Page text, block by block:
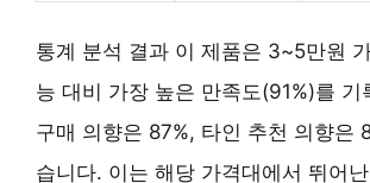
통계 분석 결과 이 제품은 3~5만원
능 대비 가장 높은 만족도(91%)를 기
구매 의향은 87%, 타인 추천 의향은
습니다. 이는 해당 가격대에서 뛰어